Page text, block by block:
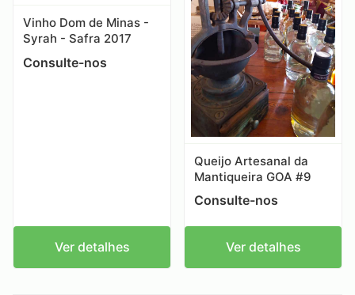
Vinho Dom de Minas -
Syrah - Safra 2017
Consulte-nos
Ver detalhes
Queijo Artesanal da
Mantiqueira GOA #9
Consulte-nos
Ver detalhes